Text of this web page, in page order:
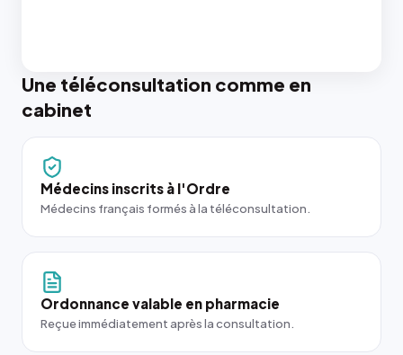
Une téléconsultation comme en
cabinet
Médecins inscrits à l'Ordre
Médecins français formés à la téléconsultation.
Ordonnance valable en pharmacie
Reçue immédiatement après la consultation.